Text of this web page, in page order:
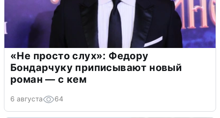
«Не просто слух»: Федору
Бондарчуку приписывают новый
роман — с кем
6 августа 64